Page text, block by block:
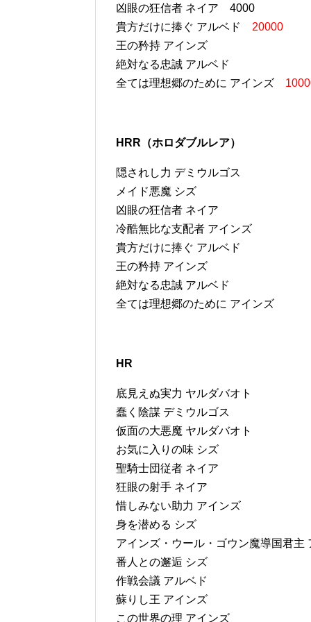
凶眼の狂信者 ネイア 4000
貴方だけに捧ぐ アルベド 20000
王の矜持 アインズ
絶対なる忠誠 アルベド
全ては理想郷のために アインズ
HRR（ホロダブルレア）
隠されし力 デミウルゴス
メイド悪魔 シズ
凶眼の狂信者 ネイア
冷酷無比な支配者 アインズ
貴方だけに捧ぐ アルベド
王の矜持 アインズ
絶対なる忠誠 アルベド
全ては理想郷のために アインズ
HR
底見えぬ実力 ヤルダバオト
蠢く陰謀 デミウルゴス
仮面の大悪魔 ヤルダバオト
お気に入りの味 シズ
聖騎士団従者 ネイア
狂眼の射手 ネイア
惜しみない助力 アインズ
身を潜める シズ
アインズ・ウール・ゴウン魔導国君主
番人との邂逅 シズ
作戦会議 アルベド
蘇りし王 アインズ
この世界の理 アインズ